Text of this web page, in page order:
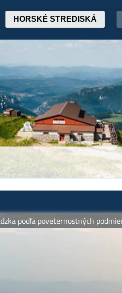
HORSKÉ STREDISKÁ
poveternostných